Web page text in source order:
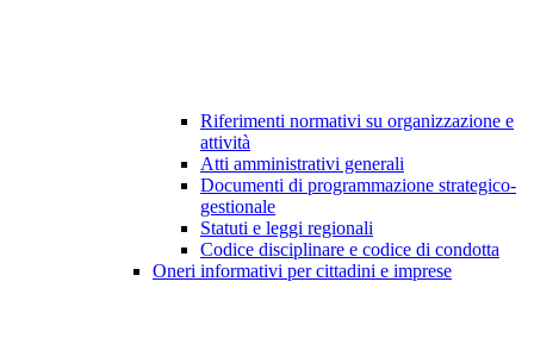
Riferimenti normativi su organizzazione e
attività
Atti amministrativi generali
Documenti di programmazione strategico-
gestionale
Statuti e leggi regionali
Codice disciplinare e codice di condotta
Oneri informativi per cittadini e imprese